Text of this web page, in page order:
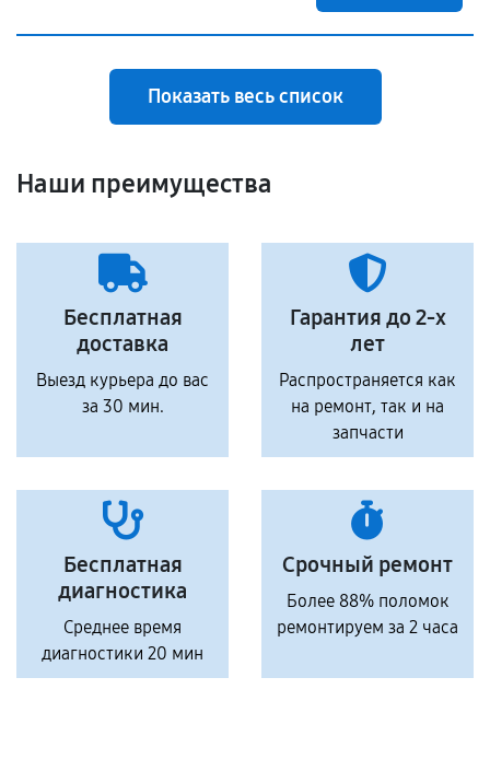
Показать весь список
Наши преимущества
Бесплатная
доставка
Выезд курьера до вас
за 30 мин.
Гарантия до 2-х
лет
Распространяется как
на ремонт, так и на
запчасти
Бесплатная
диагностика
Среднее время
диагностики 20 мин
Срочный ремонт
Более 88% поломок
ремонтируем за 2 часа